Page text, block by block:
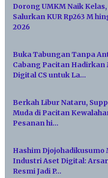
Dorong UMKM Naik
Salurkan KUR Rp263 M
2026
Buka Tabungan Tanpa
Cabang Pacitan Hadirkan
Digital CS untuk La…
Berkah Libur Nataru,
Muda di Pacitan
Pesanan hi…
Hashim Djojohadikusumo
Industri Aset Digital:
Resmi Jadi P…